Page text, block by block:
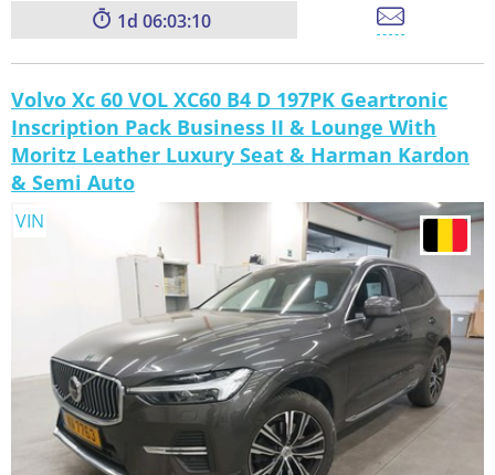
1 06:03:08
Volvo Xc 60 VOL XC60 B4 D 197PK Geartronic
Inscription Pack Business II & Lounge With
Moritz Leather Luxury Seat & Harman Kardon
& Semi Auto
VIN